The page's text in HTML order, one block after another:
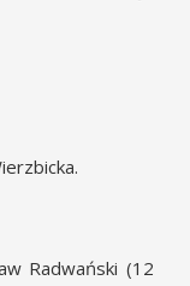
Radwański (12